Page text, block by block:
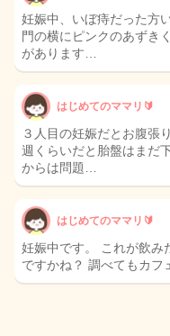
妊娠中、いぼ痔だった方
門の横にピンクのあずき
があります…
はじめてのママリ🔰
３人目の妊娠だとお腹張
週くらいだと胎盤はまだ
からは問題…
はじめてのママリ🔰
妊娠中です。 これが飲み
ですかね？ 調べてもカフ